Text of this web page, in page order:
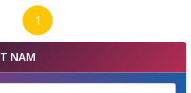
1
NAM